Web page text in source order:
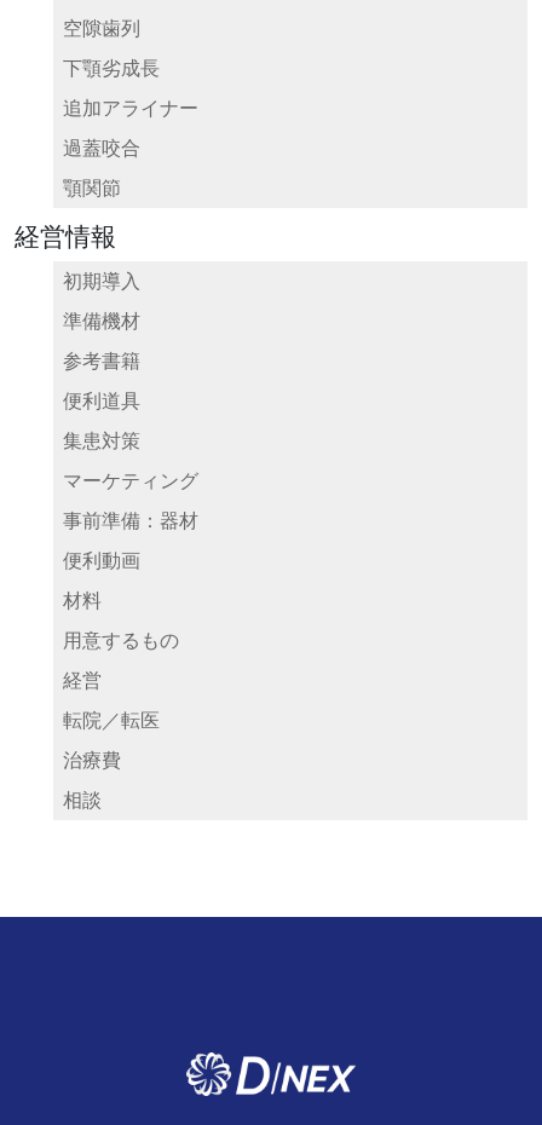
空隙歯列
下顎劣成長
追加アライナー
過蓋咬合
顎関節
経営情報
初期導入
準備機材
参考書籍
便利道具
集患対策
マーケティング
事前準備：器材
便利動画
材料
用意するもの
経営
転院／転医
治療費
相談